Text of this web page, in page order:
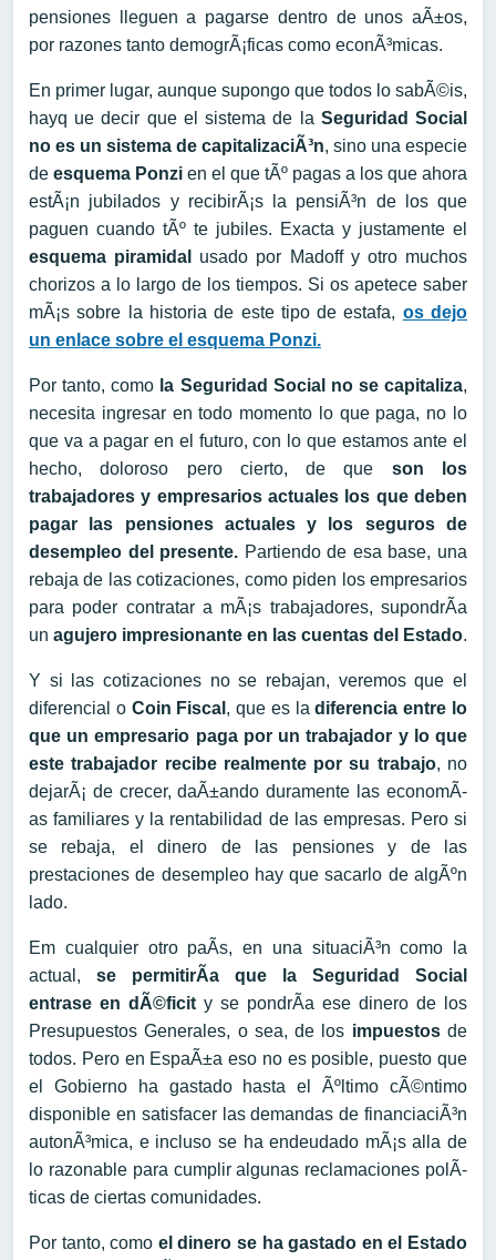
pensiones lleguen a pagarse dentro de unos aÃ±os,
por razones tanto demogrÃ¡ficas como econÃ³micas.
En primer lugar, aunque supongo que todos lo sabÃ©is,
hayq ue decir que el sistema de la Seguridad Social
no es un sistema de capitalizaciÃ³n, sino una especie
de esquema Ponzi en el que tÃº pagas a los que ahora
estÃ¡n jubilados y recibirÃ¡s la pensiÃ³n de los que
paguen cuando tÃº te jubiles. Exacta y justamente el
esquema piramidal
usado por Madoff y otro muchos
chorizos a lo largo de los tiempos. Si os apetece saber
mÃ¡s sobre la historia de este tipo de estafa, os dejo
un enlace sobre el esquema Ponzi.
Por tanto, como la Seguridad Social no se capitaliza,
necesita ingresar en todo momento lo que paga, no lo
que va a pagar en el futuro, con lo que estamos ante el
hecho, doloroso pero cierto, de que son los
trabajadores y empresarios actuales los que deben
pagar las pensiones actuales y los seguros de
desempleo del presente. Partiendo de esa base, una
rebaja de las cotizaciones, como piden los empresarios
para poder contratar a mÃ¡s trabajadores, supondrÃ­a
un agujero impresionante en las cuentas del Estado.
Y si las cotizaciones no se rebajan, veremos que el
diferencial o Coin Fiscal , que es ladiferencia entre lo
que un empresario paga por un trabajador y lo que
este trabajador recibe realmente por su trabajo, no
dejarÃ¡ de crecer, daÃ±ando duramente las economÃ­
as familiares y la rentabilidad de las empresas. Pero si
se rebaja, el dinero de las pensiones y de las
prestaciones de desempleo hay que sacarlo de algÃºn
lado.
Em cualquier otro paÃ­s, en una situaciÃ³n como la
actual, se permitirÃ­a que la Seguridad Social
entrase en dÃ©ficit y se pondrÃ­a ese dinero de los
Presupuestos Generales, o sea, de los impuestosde
todos. Pero en EspaÃ±a eso no es posible, puesto que
el Gobierno ha gastado hasta el Ãºltimo cÃ©ntimo
disponible en satisfacer las demandas de financiaciÃ³n
autonÃ³mica, e incluso se ha endeudado mÃ¡s alla de
lo razonable para cumplir algunas reclamaciones polÃ­
ticas de ciertas comunidades.
Por tanto, como el dinero se ha gastado en el Estado